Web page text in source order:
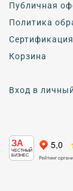
Публичная
Политика
Корзина
Вход в
ЗА
ЧЕСТНЫЙ
БИЗНЕС